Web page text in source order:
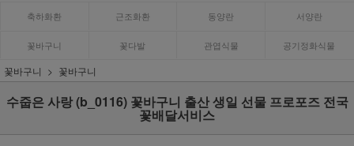
축하화환 근조화환 동양란 서양란
꽃바구니 꽃다발 관엽식물 공기정화식물
꽃바구니 꽃바구니
수줍은 사랑 (b_0116) 꽃바구니 출산 생일 선물 프로포즈 전국
꽃배달서비스